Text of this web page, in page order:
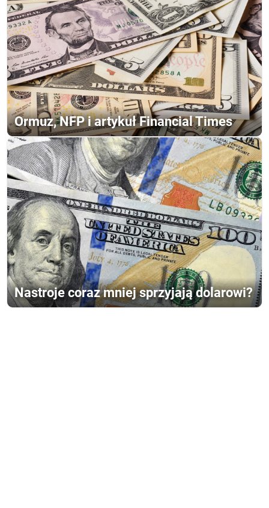
Ormuz, NFP i artykuł Financial Times
Nastroje coraz mniej sprzyjają dolarowi?